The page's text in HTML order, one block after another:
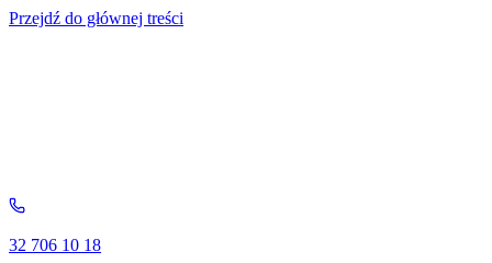
Przejdź do głównej treści
32 706 10 18